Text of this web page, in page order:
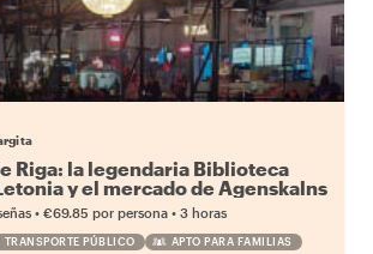
Riga: la legendaria Biblioteca
y el mercado de Agenskalns
• €69.85 por persona • 3 horas
TRANSPORTE PÚBLICO APTO PARA FAMILIAS